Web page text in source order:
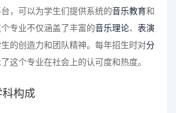
，可以为学生们提供系统的音乐教育和
专业不仅涵盖了丰富的音乐理论、 表演
的创造力和团队精神。每年招生时对分
这个专业在社会上的认可度和热度。
科构成